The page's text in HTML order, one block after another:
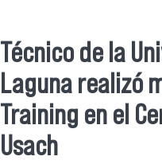
Se encuentra
Técnico de la
Laguna realizó
Training en el
Usach